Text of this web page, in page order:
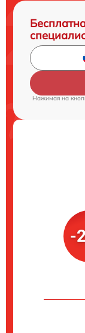
Нажимая на
-